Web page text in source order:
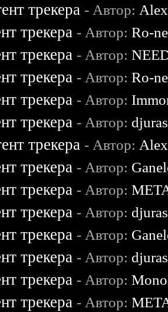
трекера - Автор:
трекера - Автор:Ro-
трекера - Автор:
трекера - Автор:Ro-
трекера - Автор:
трекера - Автор:
трекера - Автор:
трекера - Автор:
трекера - Автор:
трекера - Автор:
трекера - Автор:
трекера - Автор:
трекера - Автор:
трекера - Автор: